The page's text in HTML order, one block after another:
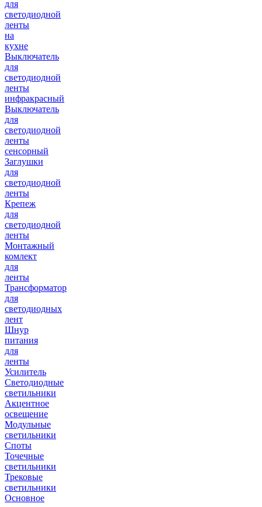
для
светодиодной
ленты
на
кухне
Выключатель
для
светодиодной
ленты
инфракрасный
Выключатель
для
светодиодной
ленты
сенсорный
Заглушки
для
светодиодной
ленты
Крепеж
для
светодиодной
ленты
Монтажный
комлект
для
ленты
Трансформатор
для
светодиодных
лент
Шнур
питания
для
ленты
Усилитель
Светодиодные
светильники
Акцентное
освещение
Модульные
светильники
Споты
Точечные
светильники
Трековые
светильники
Основное